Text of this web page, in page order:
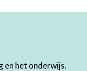
en het onderwijs.